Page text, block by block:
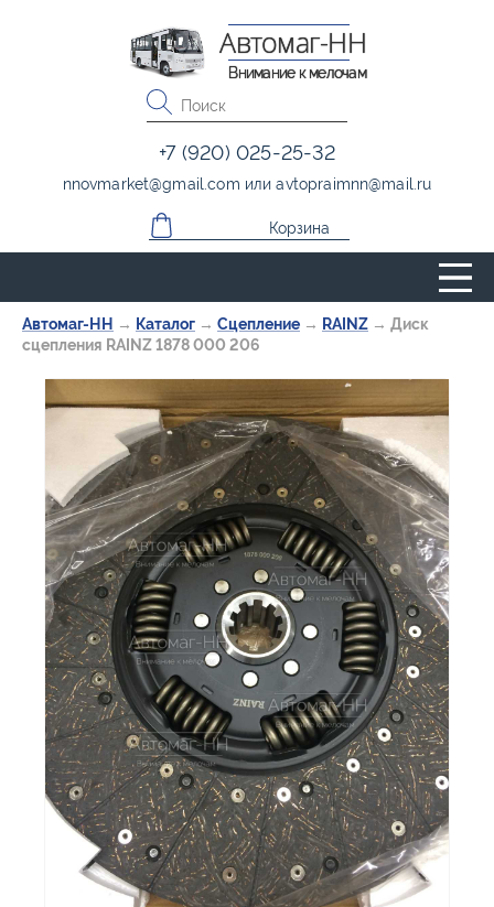
Автомаг-НН → Каталог → Сцепление → RAINZ → Диск
сцепления RAINZ 1878 000 206
Автомаг-НН
Внимание к мелочам
+7 (920) 025-25-32
nnovmarket@gmail.com илиavtopraimnn@mail.ru
Корзина